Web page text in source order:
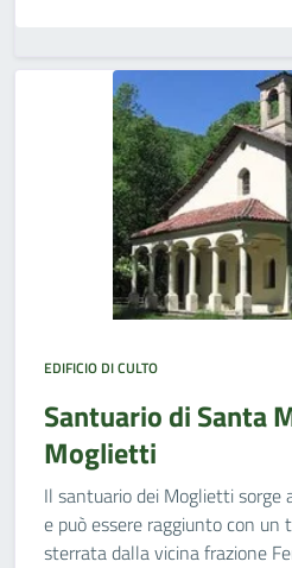
EDIFICIO DI CULTO
Santuario di Santa
Moglietti
Il santuario dei Moglietti sorge
e può essere raggiunto con
sterrata dalla vicina frazione